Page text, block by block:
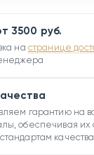
3500 руб.
на странице
гарантию на
обеспечивая их